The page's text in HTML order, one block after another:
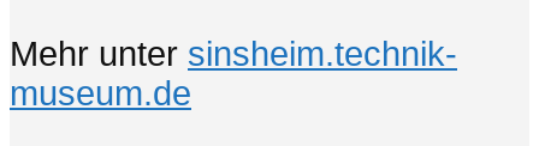
Mehr unter sinsheim.technik-
museum.de